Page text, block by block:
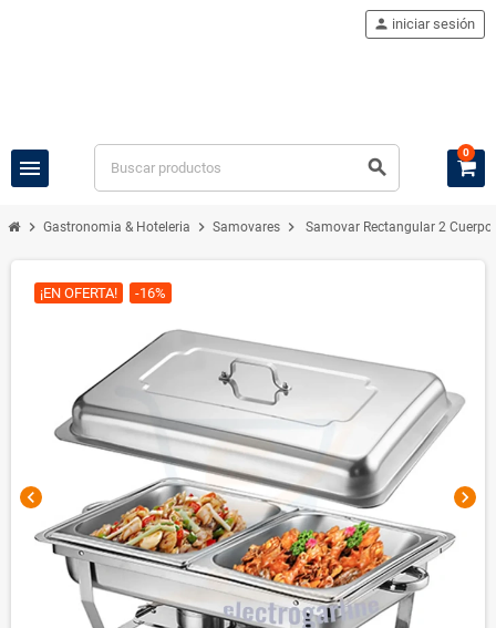
menu search
person iniciar sesión
0
chevron_right Gastronomia & Hoteleria chevron_right Samovares chevron_right Samovar Rectangular 2
chevron_left chevron_right
¡EN OFERTA! -16%